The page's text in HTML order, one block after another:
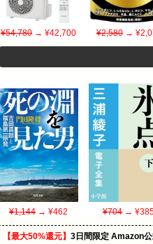
¥54,780 → ¥42,700 ¥2,580→
¥1,144 → ¥462 ¥704→
【最大50%還元】 3日間限定 Amazon公